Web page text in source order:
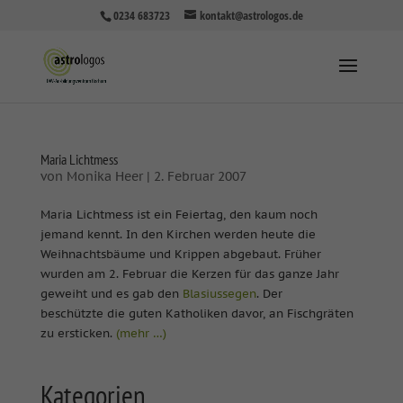
0234 683723 kontakt@astrologos.de
Maria Lichtmess
von Monika Heer| 2. Februar 2007
Maria Lichtmess ist ein Feiertag, den kaum noch
jemand kennt. In den Kirchen werden heute die
Weihnachtsbäume und Krippen abgebaut. Früher
wurden am 2. Februar die Kerzen für das ganze Jahr
geweiht und es gab den Blasiussegen. Der
beschützte die guten Katholiken davor, an Fischgräten
zu ersticken. (mehr …)
Kategorien